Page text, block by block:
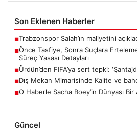
Son Eklenen Haberler
■Trabzonspor Salah’ın maliyetini
■Önce Tasfiye, Sonra Suçlara
Süreç Yasası Detayları
■Ürdün’den FIFA’ya sert tepki:
■Dış Mekan Mimarisinde Kalite ve
■O Haberle Sacha Boey’in Dünyası Bir
Güncel